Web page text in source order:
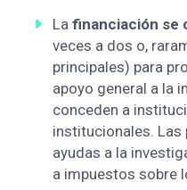
Lafinanciación se
veces a dos o,
principales) para
apoyo general a la
conceden a
institucionales. Las
ayudas a la
a impuestos sobre